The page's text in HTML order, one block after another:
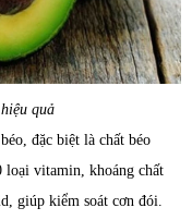
quả
đặc biệt là chất béo
loại vitamin, khoáng chất
giúp kiểm soát cơn đói.